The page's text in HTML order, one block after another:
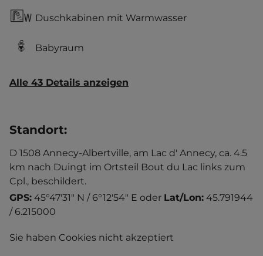
Duschkabinen mit Warmwasser
Babyraum
Alle 43 Details anzeigen
Standort:
D 1508 Annecy-Albertville, am Lac d' Annecy, ca. 4.5
km nach Duingt im Ortsteil Bout du Lac links zum
Cpl., beschildert.
GPS: 45°47'31" N / 6°12'54" E oder Lat/Lon: 45.791944
/ 6.215000
Sie haben Cookies nicht akzeptiert